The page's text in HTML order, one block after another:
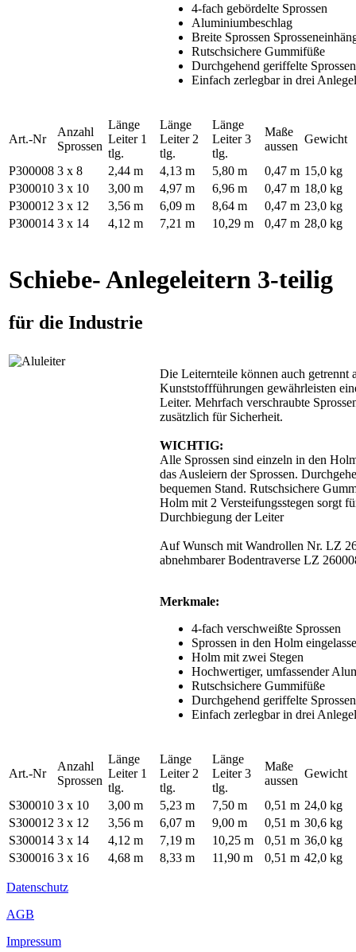
4-fach gebördelte Sprossen
Aluminiumbeschlag
Breite Sprossen
Rutschsichere Gummifüße
Durchgehend geriffelte Sprossen
Einfach zerlegbar in drei
Art.-Nr
Anzahl
Sprossen
Länge
Leiter 1
tlg.
Länge
Leiter 2
tlg.
Länge
Leiter 3
tlg.
Maße
aussen
Gewicht
P300008 3 x 8 2,44 m 4,13 m 5,80 m 0,47 m 15,0 kg
P300010 3 x 10 3,00 m 4,97 m 6,96 m 0,47 m 18,0 kg
P300012 3 x 12 3,56 m 6,09 m 8,64 m 0,47 m 23,0 kg
P300014 3 x 14 4,12 m 7,21 m 10,29 m 0,47 m 28,0 kg
Schiebe- Anlegeleitern 3-teilig
für die Industrie
Die Leiternteile können auch getrennt
Kunststoffführungen gewährleisten
Leiter. Mehrfach verschraubte
zusätzlich für Sicherheit.
WICHTIG:
Alle Sprossen sind einzeln in den
das Ausleiern der Sprossen.
bequemen Stand. Rutschsichere
Holm mit 2 Versteifungsstegen sorgt
Durchbiegung der Leiter
Auf Wunsch mit Wandrollen Nr. LZ
abnehmbarer Bodentraverse LZ
Merkmale:
4-fach verschweißte Sprossen
Sprossen in den Holm
Holm mit zwei Stegen
Hochwertiger, umfassender
Rutschsichere Gummifüße
Durchgehend geriffelte Sprossen
Einfach zerlegbar in drei
Art.-Nr
Anzahl
Sprossen
Länge
Leiter 1
tlg.
Länge
Leiter 2
tlg.
Länge
Leiter 3
tlg.
Maße
aussen
Gewicht
S300010 3 x 10 3,00 m 5,23 m 7,50 m 0,51 m 24,0 kg
S300012 3 x 12 3,56 m 6,07 m 9,00 m 0,51 m 30,6 kg
S300014 3 x 14 4,12 m 7,19 m 10,25 m 0,51 m 36,0 kg
S300016 3 x 16 4,68 m 8,33 m 11,90 m 0,51 m 42,0 kg
Datenschutz
AGB
Impressum